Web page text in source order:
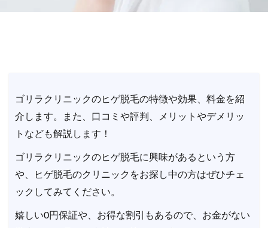
ゴリラクリニックのヒゲ脱毛の特徴や効果、料金を紹
介します。また、口コミや評判、メリットやデメリッ
トなども解説します！
ゴリラクリニックのヒゲ脱毛に興味があるという方
や、ヒゲ脱毛のクリニックをお探し中の方はぜひチェ
ックしてみてください。
嬉しい0円保証や、お得な割引もあるので、お金がない